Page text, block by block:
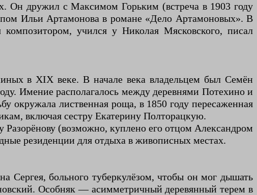
Он дружил с Максимом Горьким (встреча в 1903 году
Ильи Артамонова в романе «Дело Артамоновых». В
учился у Николая Мясковского, писал
в XIX веке. В начале века владельцем был Семён
Имение располагалось между деревнями Потехино и
окружала лиственная роща, в 1850 году пересаженная
включая сестру Екатерину Полторацкую.
(возможно, куплено его отцом Александром
резиденции для отдыха в живописных местах.
Сергея, больного туберкулёзом, чтобы он мог дышать
Особняк — асимметричный деревянный терем в